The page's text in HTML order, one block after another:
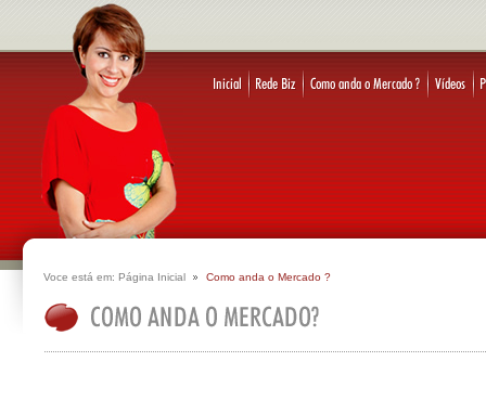
Voce está em: Página Inicial Como anda o Mercado ?